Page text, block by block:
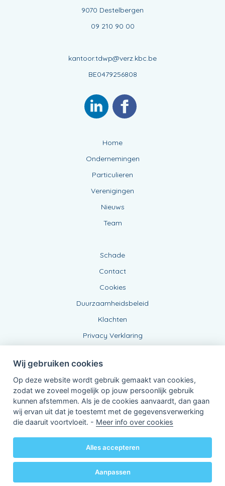
9070 Destelbergen
09 210 90 00
kantoor.tdwp@verz.kbc.be
BE0479256808
Home
Ondernemingen
Particulieren
Verenigingen
Nieuws
Team
Schade
Contact
Cookies
Duurzaamheidsbeleid
Klachten
Privacy Verklaring
Verbonden Agent, BE0479256808
van KBC Verzekeringen nv
3000 Leuven - Belgie
BTW BE 0403.552.563 - RPR Leuven
Powered byKBC-Agent(versie 3.21.0)
© 2026 alle rechten voorbehouden
Wij gebruiken cookies
Op deze website wordt gebruik gemaakt van cookies,
zodat we zoveel mogelijk op jouw persoonlijk gebruik
kunnen afstemmen. Als je de cookies aanvaardt, dan gaan
wij ervan uit dat je toestemt met de gegevensverwerking
die daaruit voortvloeit. - Meer info over cookies
Alles accepteren
Aanpassen